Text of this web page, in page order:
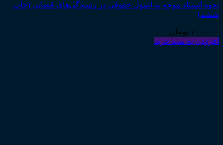
نحوه استناد موجه به اصول حقوقی در رسیدگی‌های قضایی (چاپ
ششم)
۱۰۰,۰۰۰ تومان
افزودن به سبد خرید